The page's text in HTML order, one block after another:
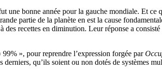
une bonne année pour la gauche mondiale. Et
partie de la planète en est la cause
des recettes en diminution. Leur réponse a
», pour reprendre l’expression forgée par
qu’ils soient ou non dotés de systèmes